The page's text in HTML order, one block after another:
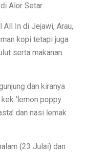
Alor Setar.
In di Jejawi, Arau,
kopi tetapi juga
serta makanan
dan kiranya
‘lemon poppy
dan nasi lemak
(23 Julai) dan